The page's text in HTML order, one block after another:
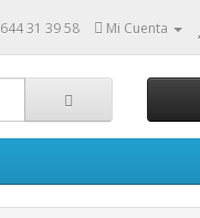
644 31 39 58 Mi Cuenta